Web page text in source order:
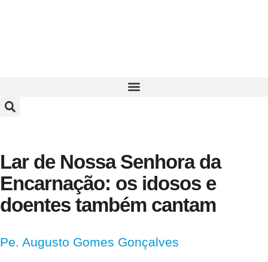
Lar de Nossa Senhora da
Encarnação: os idosos e
doentes também cantam
Pe. Augusto Gomes Gonçalves